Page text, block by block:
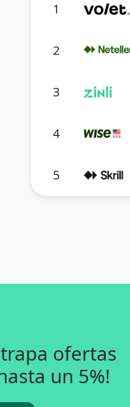
1
2
3
4
5
ofertas
un 5%!